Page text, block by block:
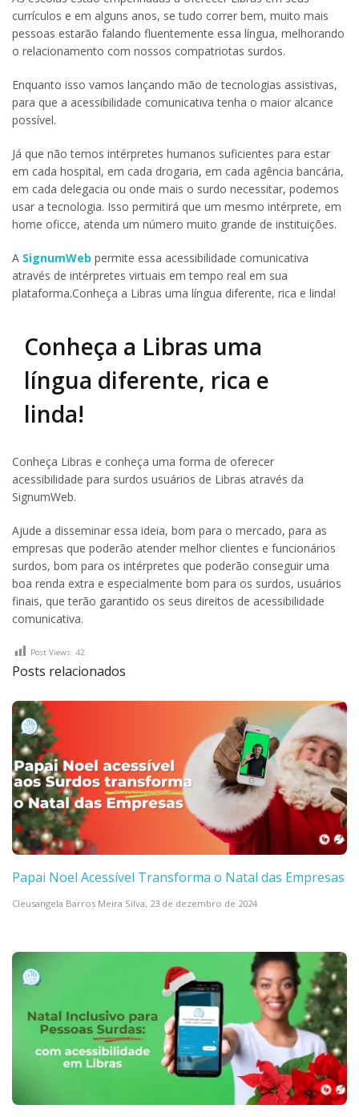
currículos e em alguns anos, se tudo correr bem, muito mais
pessoas estarão falando fluentemente essa língua, melhorando
o relacionamento com nossos compatriotas surdos.
Enquanto isso vamos lançando mão de tecnologias assistivas,
para que a acessibilidade comunicativa tenha o maior alcance
possível.
Já que não temos intérpretes humanos suficientes para estar
em cada hospital, em cada drogaria, em cada agência bancária,
em cada delegacia ou onde mais o surdo necessitar, podemos
usar a tecnologia. Isso permitirá que um mesmo intérprete, em
home oficce, atenda um número muito grande de instituições.
A SignumWeb permite essa acessibilidade comunicativa
através de intérpretes virtuais em tempo real em sua
plataforma.Conheça a Libras uma língua diferente, rica e linda!
Conheça a Libras uma
língua diferente, rica e
linda!
Conheça Libras e conheça uma forma de oferecer
acessibilidade para surdos usuários de Libras através da
SignumWeb.
Ajude a disseminar essa ideia, bom para o mercado, para as
empresas que poderão atender melhor clientes e funcionários
surdos, bom para os intérpretes que poderão conseguir uma
boa renda extra e especialmente bom para os surdos, usuários
finais, que terão garantido os seus direitos de acessibilidade
comunicativa.
Post Views: 42
Posts relacionados
Papai Noel Acessível Transforma o Natal das Empresas
Cleusangela Barros Meira Silva, 23 de dezembro de 2024